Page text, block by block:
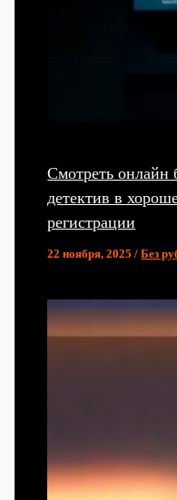
Смотреть онлайн
детектив в
регистрации
22 ноября, 2025/Без